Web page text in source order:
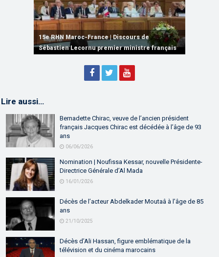
15e RHN Maroc-France | Signature de
plusieurs accords de coopération et de
partenariat
15e RHN Maroc-France | Discours de
Sébastien Lecornu premier ministre français
15e Réunion de Haut Niveau Maroc-France |
Discours de M. Aziz Akhannouch
Lire aussi…
Bernadette Chirac, veuve de l’ancien président
français Jacques Chirac est décédée à l’âge de 93
ans
06/06/2026
Nomination | Noufissa Kessar, nouvelle Présidente-
Directrice Générale d’Al Mada
16/01/2026
Décès de l’acteur Abdelkader Moutaâ à l’âge de 85
ans
21/10/2025
Décès d’Ali Hassan, figure emblématique de la
télévision et du cinéma marocains